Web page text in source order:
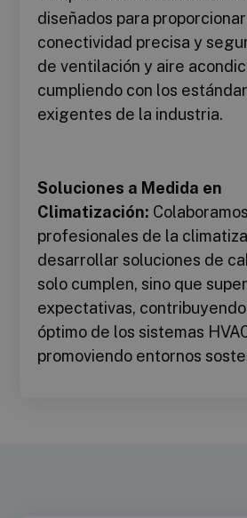
diseñados para
conectividad precisa y
de ventilación y aire
cumpliendo con los
exigentes de la industria.
Soluciones a Medida en
Climatización:
profesionales de la
desarrollar soluciones de
solo cumplen, sino que
expectativas,
óptimo de los sistemas
promoviendo entornos